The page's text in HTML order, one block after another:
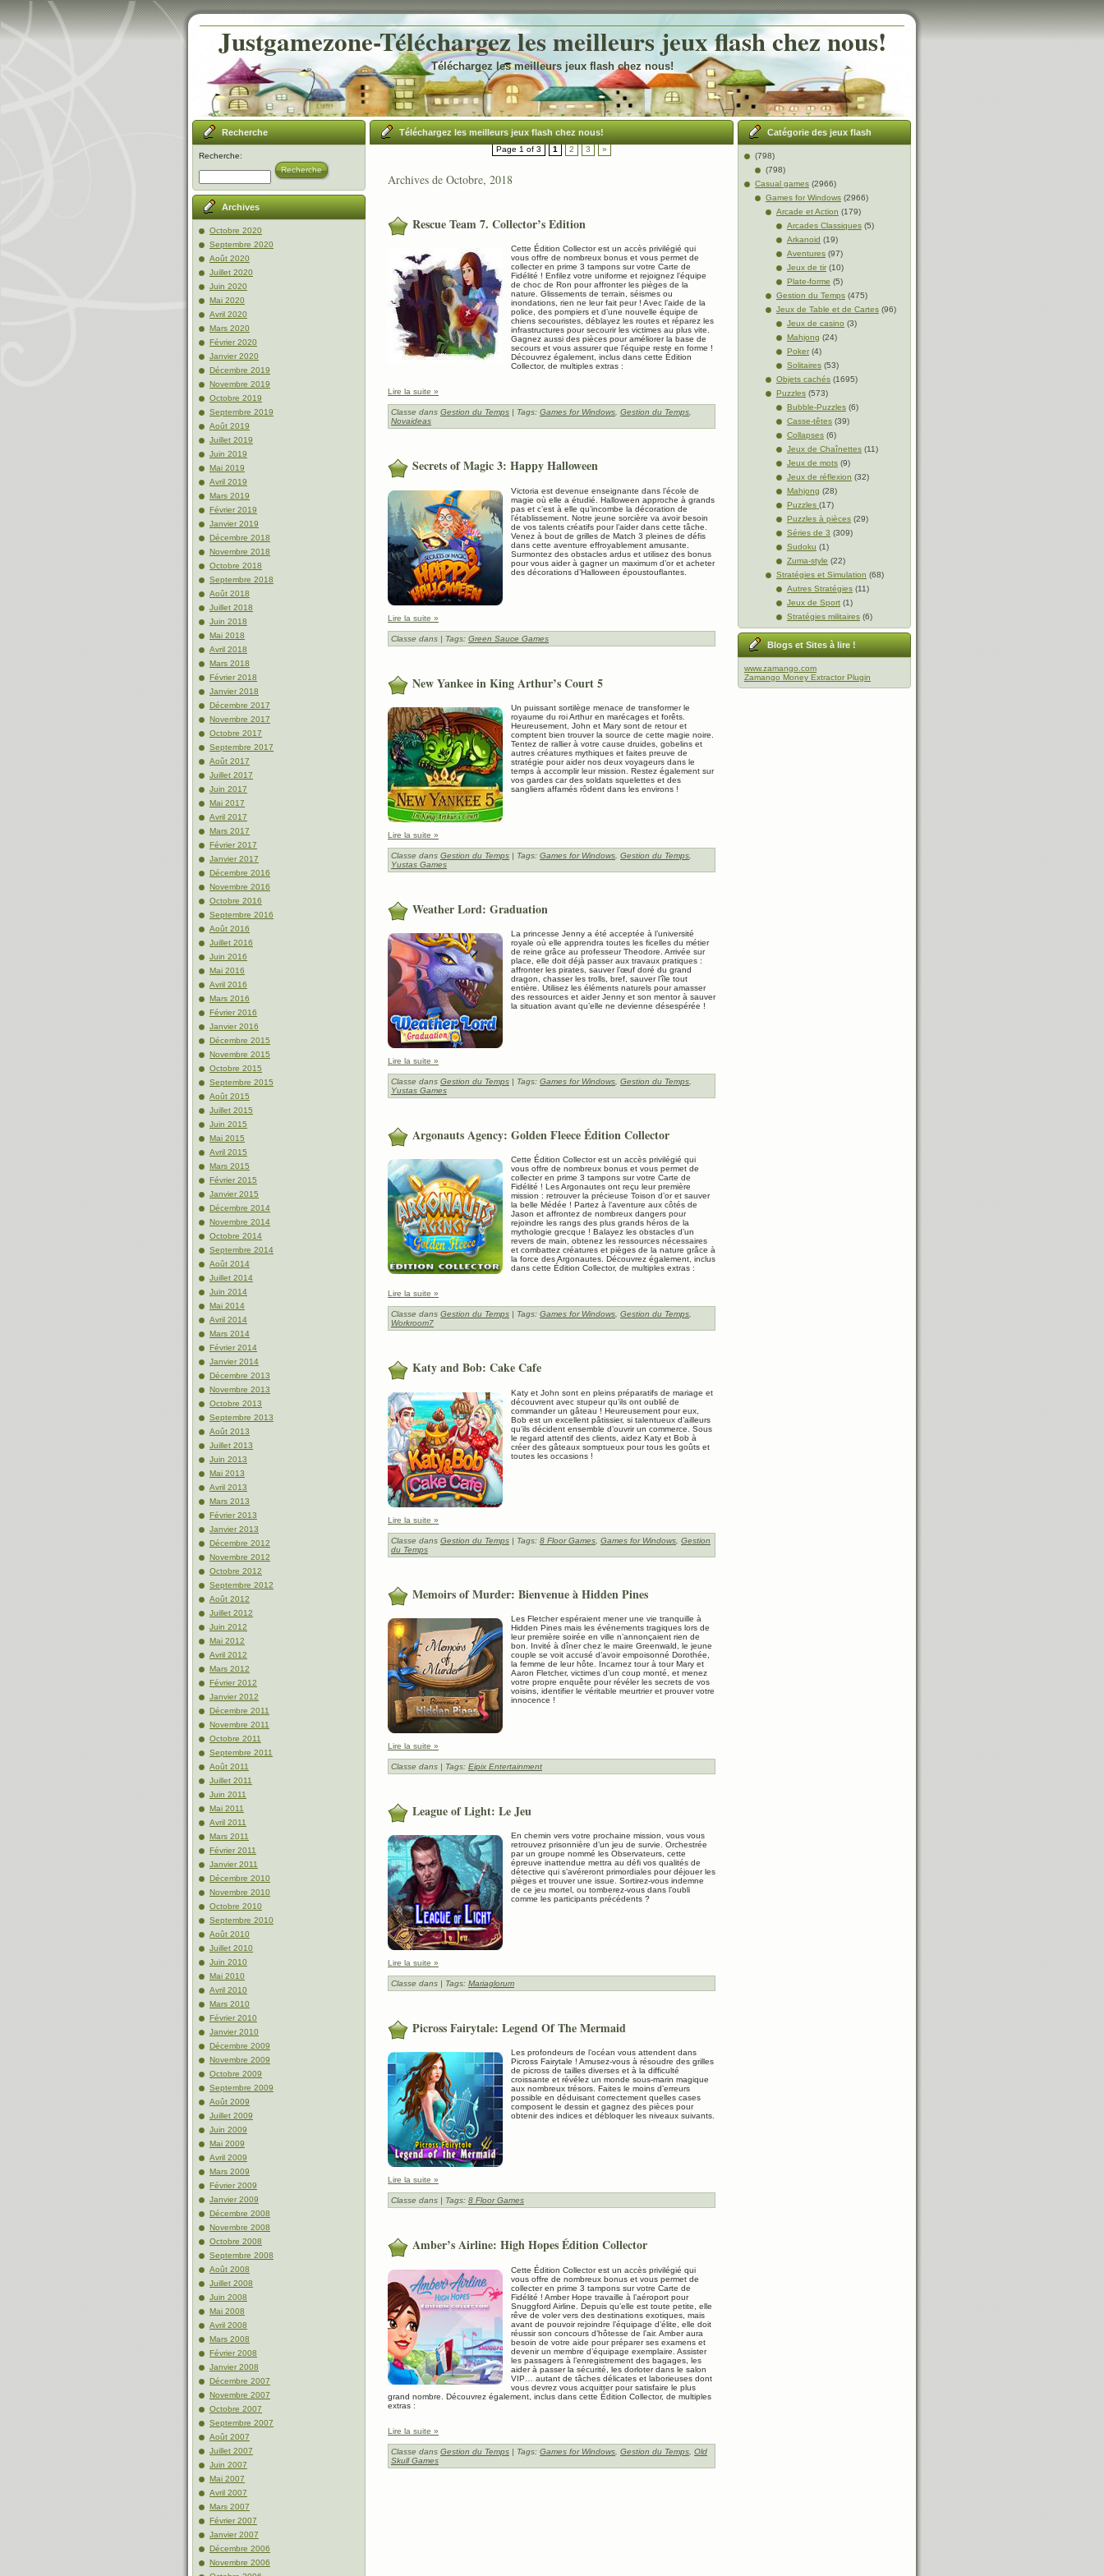
Justgamezone-Téléchargez les meilleurs jeux flash chez nous!
Téléchargez les meilleurs jeux flash chez nous!
Recherche
Recherche:
Recherche
Archives
Octobre 2020
Septembre 2020
Août 2020
Juillet 2020
Juin 2020
Mai 2020
Avril 2020
Mars 2020
Février 2020
Janvier 2020
Décembre 2019
Novembre 2019
Octobre 2019
Septembre 2019
Août 2019
Juillet 2019
Juin 2019
Mai 2019
Avril 2019
Mars 2019
Février 2019
Janvier 2019
Décembre 2018
Novembre 2018
Octobre 2018
Septembre 2018
Août 2018
Juillet 2018
Juin 2018
Mai 2018
Avril 2018
Mars 2018
Février 2018
Janvier 2018
Décembre 2017
Novembre 2017
Octobre 2017
Septembre 2017
Août 2017
Juillet 2017
Juin 2017
Mai 2017
Avril 2017
Mars 2017
Février 2017
Janvier 2017
Décembre 2016
Novembre 2016
Octobre 2016
Septembre 2016
Août 2016
Juillet 2016
Juin 2016
Mai 2016
Avril 2016
Mars 2016
Février 2016
Janvier 2016
Décembre 2015
Novembre 2015
Octobre 2015
Septembre 2015
Août 2015
Juillet 2015
Juin 2015
Mai 2015
Avril 2015
Mars 2015
Février 2015
Janvier 2015
Décembre 2014
Novembre 2014
Octobre 2014
Septembre 2014
Août 2014
Juillet 2014
Juin 2014
Mai 2014
Avril 2014
Mars 2014
Février 2014
Janvier 2014
Décembre 2013
Novembre 2013
Octobre 2013
Septembre 2013
Août 2013
Juillet 2013
Juin 2013
Mai 2013
Avril 2013
Mars 2013
Février 2013
Janvier 2013
Décembre 2012
Novembre 2012
Octobre 2012
Septembre 2012
Août 2012
Juillet 2012
Juin 2012
Mai 2012
Avril 2012
Mars 2012
Février 2012
Janvier 2012
Décembre 2011
Novembre 2011
Octobre 2011
Septembre 2011
Août 2011
Juillet 2011
Juin 2011
Mai 2011
Avril 2011
Mars 2011
Février 2011
Janvier 2011
Décembre 2010
Novembre 2010
Octobre 2010
Septembre 2010
Août 2010
Juillet 2010
Juin 2010
Mai 2010
Avril 2010
Mars 2010
Février 2010
Janvier 2010
Décembre 2009
Novembre 2009
Octobre 2009
Septembre 2009
Août 2009
Juillet 2009
Juin 2009
Mai 2009
Avril 2009
Mars 2009
Février 2009
Janvier 2009
Décembre 2008
Novembre 2008
Octobre 2008
Septembre 2008
Août 2008
Juillet 2008
Juin 2008
Mai 2008
Avril 2008
Mars 2008
Février 2008
Janvier 2008
Décembre 2007
Novembre 2007
Octobre 2007
Septembre 2007
Août 2007
Juillet 2007
Juin 2007
Mai 2007
Avril 2007
Mars 2007
Février 2007
Janvier 2007
Décembre 2006
Novembre 2006
Téléchargez les meilleurs jeux flash chez nous!
Page 1 of 3 1 2 3 »
Archives de Octobre, 2018
Rescue Team 7. Collector’s Edition
Cette Édition Collector est un accès privilégié qui
vous offre de nombreux bonus et vous permet de
collecter en prime 3 tampons sur votre Carte de
Fidélité ! Enfilez votre uniforme et rejoignez l’équipe
de choc de Ron pour affronter les pièges de la
nature. Glissements de terrain, séismes ou
inondations, rien ne leur fait peur ! Avec l’aide de la
police, des pompiers et d’une nouvelle équipe de
chiens secouristes, déblayez les routes et réparez les
infrastructures pour secourir les victimes au plus vite.
Gagnez aussi des pièces pour améliorer la base de
secours et vous assurer que l’équipe reste en forme !
Découvrez également, inclus dans cette Édition
Collector, de multiples extras :
Lire la suite »
Classe dans Gestion du Temps | Tags: Games for Windows, Gestion du Temps,
Novaideas
Secrets of Magic 3: Happy Halloween
Victoria est devenue enseignante dans l’école de
magie où elle a étudié. Halloween approche à grands
pas et c’est à elle qu’incombe la décoration de
l’établissement. Notre jeune sorcière va avoir besoin
de vos talents créatifs pour l’aider dans cette tâche.
Venez à bout de grilles de Match 3 pleines de défis
dans cette aventure effroyablement amusante.
Surmontez des obstacles ardus et utilisez des bonus
pour vous aider à gagner un maximum d’or et acheter
des décorations d’Halloween époustouflantes.
Lire la suite »
Classe dans | Tags: Green Sauce Games
New Yankee in King Arthur’s Court 5
Un puissant sortilège menace de transformer le
royaume du roi Arthur en marécages et forêts.
Heureusement, John et Mary sont de retour et
comptent bien trouver la source de cette magie noire.
Tentez de rallier à votre cause druides, gobelins et
autres créatures mythiques et faites preuve de
stratégie pour aider nos deux voyageurs dans le
temps à accomplir leur mission. Restez également sur
vos gardes car des soldats squelettes et des
sangliers affamés rôdent dans les environs !
Lire la suite »
Classe dans Gestion du Temps | Tags: Games for Windows Gestion du Temps
Yustas Games
Weather Lord: Graduation
La princesse Jenny a été acceptée à l’université
royale où elle apprendra toutes les ficelles du métier
de reine grâce au professeur Theodore. Arrivée sur
place, elle doit déjà passer aux travaux pratiques :
affronter les pirates, sauver l’œuf doré du grand
dragon, chasser les trolls, bref, sauver l’île tout
entière. Utilisez les éléments naturels pour amasser
des ressources et aider Jenny et son mentor à sauver
la situation avant qu’elle ne devienne désespérée !
Lire la suite »
Classe dans Gestion du Temps | Tags: Games for Windows Gestion du Temps
Yustas Games
Argonauts Agency: Golden Fleece Édition Collector
Cette Édition Collector est un accès privilégié qui
vous offre de nombreux bonus et vous permet de
collecter en prime 3 tampons sur votre Carte de
Fidélité ! Les Argonautes ont reçu leur première
mission : retrouver la précieuse Toison d’or et sauver
la belle Médée ! Partez à l’aventure aux côtés de
Jason et affrontez de nombreux dangers pour
rejoindre les rangs des plus grands héros de la
mythologie grecque ! Balayez les obstacles d’un
revers de main, obtenez les ressources nécessaires
et combattez créatures et pièges de la nature grâce à
la force des Argonautes. Découvrez également, inclus
dans cette Édition Collector, de multiples extras :
Lire la suite »
Classe dans Gestion du Temps | Tags: Games for Windows, Gestion du Temps,
Workroom7
Katy and Bob: Cake Cafe
Katy et John sont en pleins préparatifs de mariage et
découvrent avec stupeur qu’ils ont oublié de
commander un gâteau ! Heureusement pour eux,
Bob est un excellent pâtissier, si talentueux d’ailleurs
qu’ils décident ensemble d’ouvrir un commerce. Sous
le regard attentif des clients, aidez Katy et Bob à
créer des gâteaux somptueux pour tous les goûts et
toutes les occasions !
Lire la suite »
Classe dans Gestion du Temps | Tags: 8 Floor Games Games for Windows Gestion
du Temps
Memoirs of Murder: Bienvenue à Hidden Pines
Les Fletcher espéraient mener une vie tranquille à
Hidden Pines mais les événements tragiques lors de
leur première soirée en ville n’annonçaient rien de
bon. Invité à dîner chez le maire Greenwald, le jeune
couple se voit accusé d’avoir empoisonné Dorothée,
la femme de leur hôte. Incarnez tour à tour Mary et
Aaron Fletcher, victimes d’un coup monté, et menez
votre propre enquête pour révéler les secrets de vos
voisins, identifier le véritable meurtrier et prouver votre
innocence !
Lire la suite »
Classe dans | Tags: Eipix Entertainment
League of Light: Le Jeu
En chemin vers votre prochaine mission, vous vous
retrouvez prisonnière d’un jeu de survie. Orchestrée
par un groupe nommé les Observateurs, cette
épreuve inattendue mettra au défi vos qualités de
détective qui s’avéreront primordiales pour déjouer les
pièges et trouver une issue. Sortirez-vous indemne
de ce jeu mortel, ou tomberez-vous dans l’oubli
comme les participants précédents ?
Lire la suite »
Classe dans | Tags: Mariaglorum
Picross Fairytale: Legend Of The Mermaid
Les profondeurs de l’océan vous attendent dans
Picross Fairytale ! Amusez-vous à résoudre des grilles
de picross de tailles diverses et à la difficulté
croissante et révélez un monde sous-marin magique
aux nombreux trésors. Faites le moins d’erreurs
possible en déduisant correctement quelles cases
composent le dessin et gagnez des pièces pour
obtenir des indices et débloquer les niveaux suivants.
Lire la suite »
Classe dans | Tags: 8 Floor Games
Amber’s Airline: High Hopes Édition Collector
Cette Édition Collector est un accès privilégié qui
vous offre de nombreux bonus et vous permet de
collecter en prime 3 tampons sur votre Carte de
Fidélité ! Amber Hope travaille à l’aéroport pour
Snuggford Airline. Depuis qu’elle est toute petite, elle
rêve de voler vers des destinations exotiques, mais
avant de pouvoir rejoindre l’équipage d’élite, elle doit
réussir son concours d’hôtesse de l’air. Amber aura
besoin de votre aide pour préparer ses examens et
devenir un membre d’équipage exemplaire. Assister
les passagers à l’enregistrement des bagages, les
aider à passer la sécurité, les dorloter dans le salon
VIP… autant de tâches délicates et laborieuses dont
vous devrez vous acquitter pour satisfaire le plus
grand nombre. Découvrez également, inclus dans cette Édition Collector, de multiples
extras :
Lire la suite »
Classe dans Gestion du Temps | Tags: Games for Windows Gestion du Temps Old
Skull Games
Catégorie des jeux flash
(798)
(798)
Casual games (2966)
Games for Windows (2966)
Arcade et Action (179)
Arcades Classiques (5)
Arkanoid (19)
Aventures (97)
Jeux de tir(10)
Plate-forme (5)
Gestion du Temps (475)
Jeux de Table et de Cartes (96)
Jeux de casino (3)
Mahjong (24)
Poker(4)
Solitaires (53)
Objets cachés (1695)
Puzzles (573)
Bubble-Puzzles (6)
Casse-têtes (39)
Collapses (6)
Jeux de Chaînettes (11)
Jeux de mots (9)
Jeux de réflexion (32)
Mahjong (28)
Puzzles (17)
Puzzles à pièces (29)
Séries de 3 (309)
Sudoku (1)
Zuma-style (22)
Stratégies et Simulation (68)
Autres Stratégies (11)
Jeux de Sport (1)
Stratégies militaires (6)
Blogs et Sites à lire !
www.zamango.com
Zamango Money Extractor Plugin